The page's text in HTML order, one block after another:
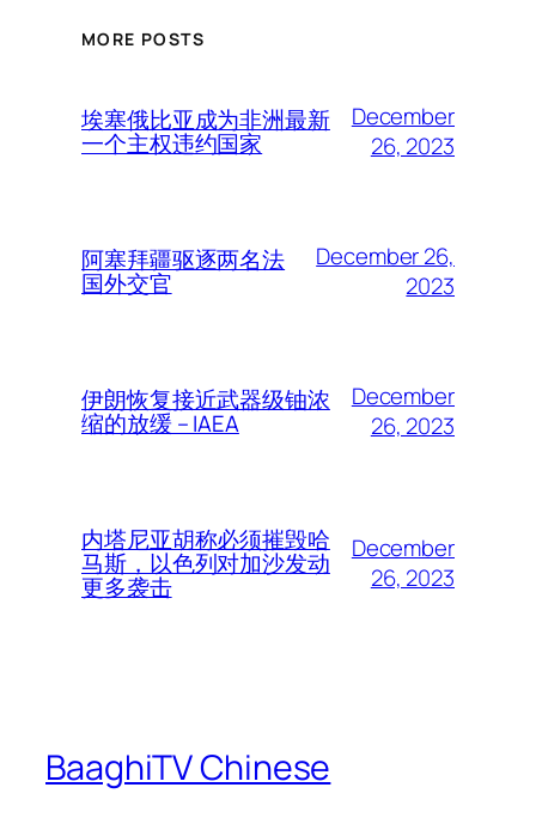
MORE POSTS
埃塞俄比亚成为非洲最新
一个主权违约国家
December
26, 2023
阿塞拜疆驱逐两名法
国外交官
December 26,
2023
伊朗恢复接近武器级铀浓
缩的放缓 – IAEA
December
26, 2023
内塔尼亚胡称必须摧毁哈
马斯，以色列对加沙发动
更多袭击
December
26, 2023
BaaghiTV Chinese